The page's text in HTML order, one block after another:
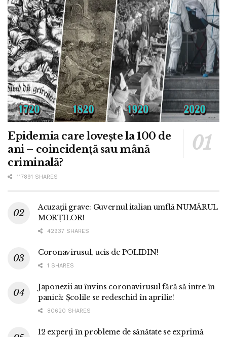
Epidemia care lovește la 100 de
ani – coincidență sau mână
criminală?
117891 SHARES
Acuzații grave: Guvernul italian umflă NUMĂRUL
MORȚILOR!
42937 SHARES
Coronavirusul, ucis de POLIDIN!
1 SHARES
Japonezii au învins coronavirusul fără să intre în
panică: Școlile se redeschid în aprilie!
80620 SHARES
12 experți în probleme de sănătate se exprimă